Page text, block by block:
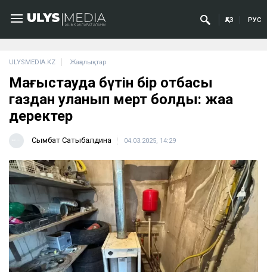
ҚАЗ РУС
ULYSMEDIA.KZ Жаңалықтар
Маңғыстауда бүтін бір отбасы
газдан уланып мерт болды: жаңа
деректер
Сымбат Сатыбалдина 04.03.2025, 14:29